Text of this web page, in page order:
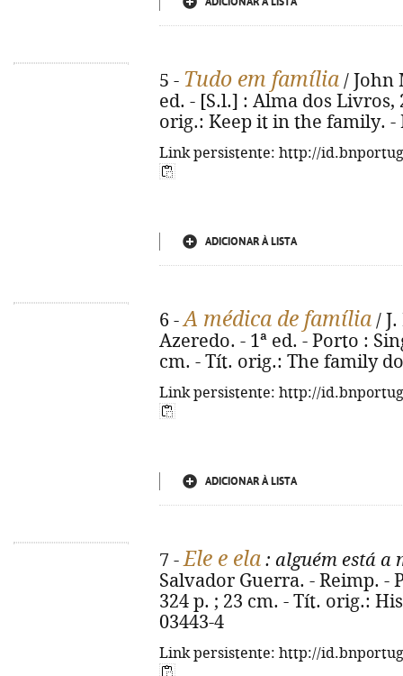
5 - Tudo em família / John
ed. - [S.l.] : Alma dos Livros,
orig.: Keep it in the family. -
Link persistente: http://
ADICIONAR À LISTA
6 -A médica de família /
Azeredo. - 1ª ed. - Porto :
cm. - Tít. orig.: The family
Link persistente: http://
ADICIONAR À LISTA
7 -Ele e ela : alguém está a
Salvador Guerra. - Reimp. -
324 p. ; 23 cm. - Tít. orig.:
03443-4
Link persistente: http://